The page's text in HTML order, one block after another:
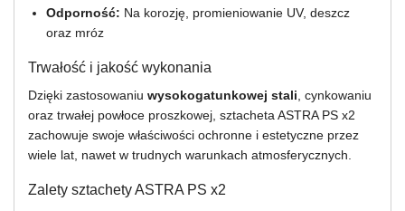
Odporność: Na korozję, promieniowanie UV, deszcz
oraz mróz
Trwałość i jakość wykonania
Dzięki zastosowaniu wysokogatunkowej stali , cynkowaniu
oraz trwałej powłoce proszkowej, sztacheta ASTRA PS x2
zachowuje swoje właściwości ochronne i estetyczne przez
wiele lat, nawet w trudnych warunkach atmosferycznych.
Zalety sztachety ASTRA PS x2